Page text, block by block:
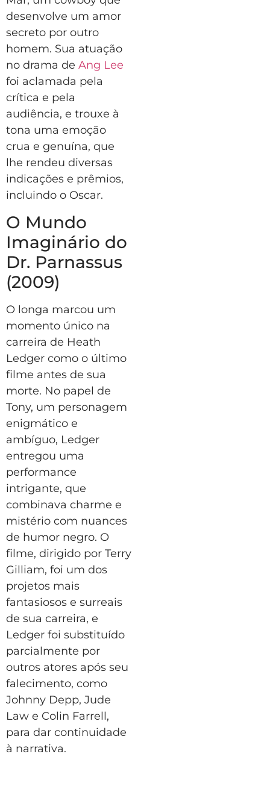
desenvolve um amor
secreto por outro
homem. Sua atuação
no drama de Ang Lee
foi aclamada pela
crítica e pela
audiência, e trouxe à
tona uma emoção
crua e genuína, que
lhe rendeu diversas
indicações e prêmios,
incluindo o Oscar.
O Mundo
Imaginário do
Dr. Parnassus
(2009)
O longa marcou um
momento único na
carreira de Heath
Ledger como o último
filme antes de sua
morte. No papel de
Tony, um personagem
enigmático e
ambíguo, Ledger
entregou uma
performance
intrigante, que
combinava charme e
mistério com nuances
de humor negro. O
filme, dirigido por Terry
Gilliam, foi um dos
projetos mais
fantasiosos e surreais
de sua carreira, e
Ledger foi substituído
parcialmente por
outros atores após seu
falecimento, como
Johnny Depp, Jude
Law e Colin Farrell,
para dar continuidade
à narrativa.